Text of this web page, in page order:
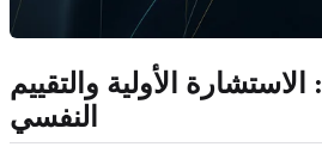
الخطوة 1: الاستشارة الأولية والتقييم
النفسي